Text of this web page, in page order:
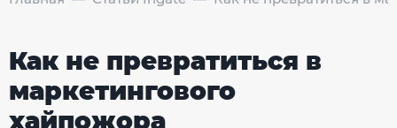
Как не превратиться в
маркетингового
хайпожора